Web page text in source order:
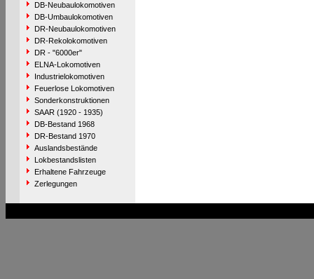
DB-Neubaulokomotiven
DB-Umbaulokomotiven
DR-Neubaulokomotiven
DR-Rekolokomotiven
DR - "6000er"
ELNA-Lokomotiven
Industrielokomotiven
Feuerlose Lokomotiven
Sonderkonstruktionen
SAAR (1920 - 1935)
DB-Bestand 1968
DR-Bestand 1970
Auslandsbestände
Lokbestandslisten
Erhaltene Fahrzeuge
Zerlegungen